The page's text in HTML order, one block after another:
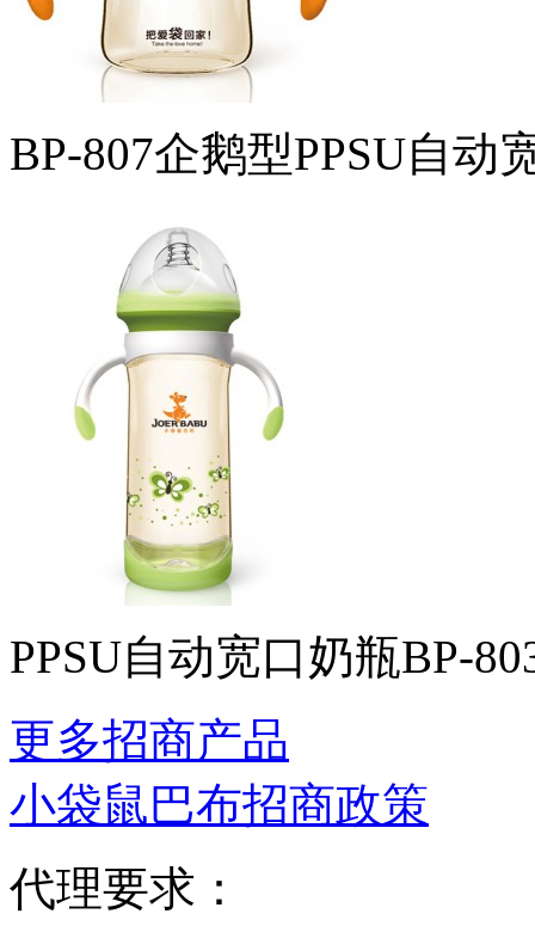
BP-807企鹅型PPSU自动
PPSU自动宽口奶瓶BP-
更多招商产品
小袋鼠巴布招商政策
代理要求：